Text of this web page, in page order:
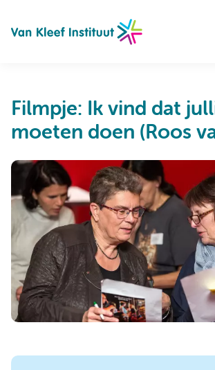
Navigation
Filmpje: Ik vind dat
moeten doen (Roos